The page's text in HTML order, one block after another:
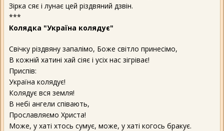
Зірка сяє і лунає цей різдвяний дзвін.
***
Колядка "Україна колядує"
Свічку різдвяну запалімо, Боже світло принесімо,
В кожній хатині хай сіяє і усіх нас зігріває!
Приспів:
Україна колядує!
Колядує вся земля!
В небі ангели співають,
Прославляємо Христа!
Може, у хаті хтось сумує, може, у хаті когось бракує.